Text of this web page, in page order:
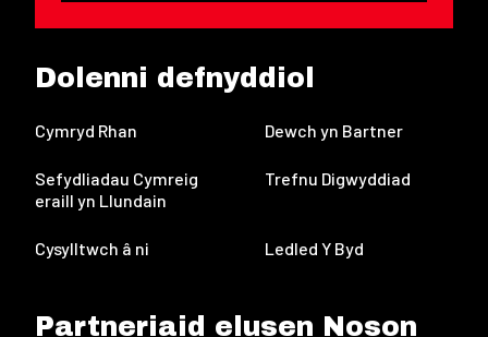
Dolenni defnyddiol
Cymryd Rhan Dewch yn Bartner
Sefydliadau Cymreig
eraill yn Llundain
Trefnu Digwyddiad
Cysylltwch â ni Ledled Y Byd
Partneriaid elusen Noson